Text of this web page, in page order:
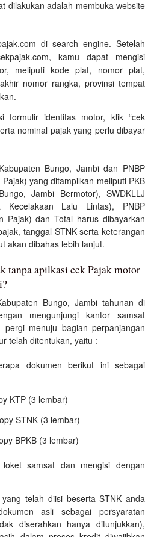
dilakukan adalah membuka website
di search engine. Setelah
kamu dapat mengisi
meliputi kode plat, nomor plat,
nomor rangka, provinsi tempat
formulir identitas motor, klik “cek
nominal pajak yang perlu dibayar
Bungo, Jambi dan PNBP
yang ditampilkan meliputi PKB
Jambi Bermotor), SWDKLLJ
Kecelakaan Lalu Lintas), PNBP
Pajak) dan Total harus dibayarkan
tanggal STNK serta keterangan
akan dibahas lebih lanjut.
tanpa apilkasi cek Pajak motor
Bungo, Jambi tahunan di
mengunjungi kantor samsat
menuju bagian perpanjangan
telah ditentukan, yaitu :
dokumen berikut ini sebagai
KTP (3 lembar)
STNK (3 lembar)
BPKB (3 lembar)
samsat dan mengisi dengan
telah diisi beserta STNK anda
asli sebagai persyaratan
diserahkan hanya ditunjukkan),